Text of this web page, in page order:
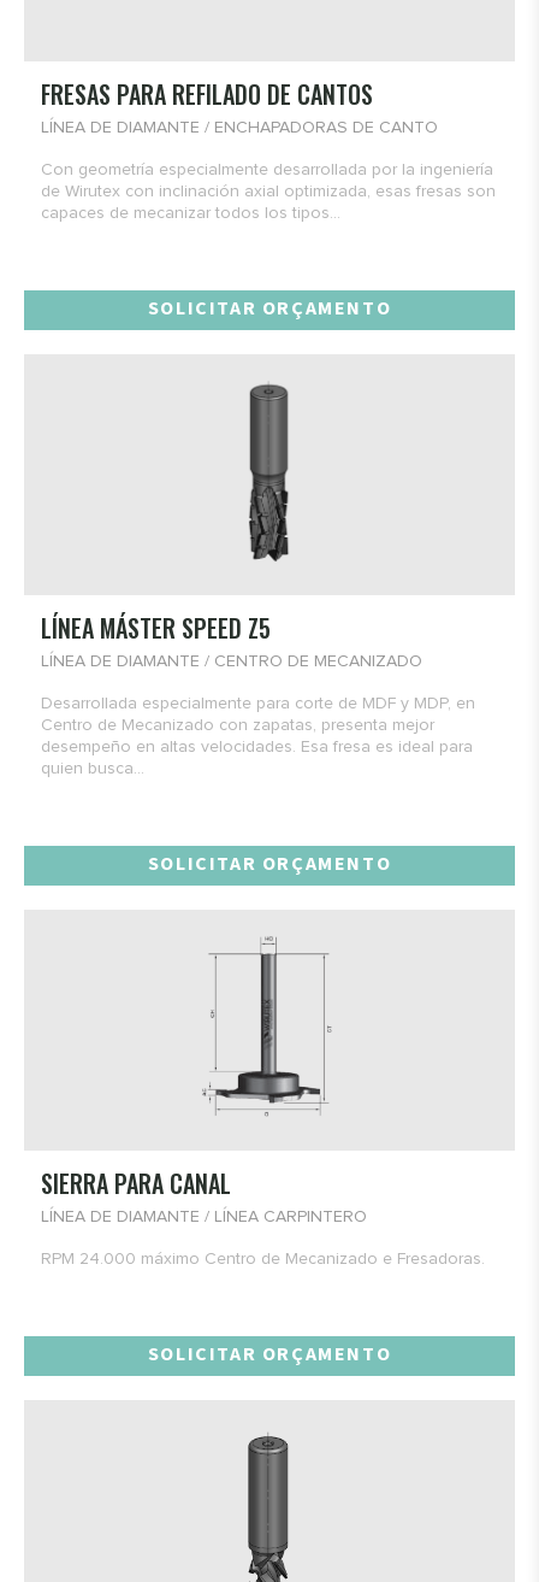
FRESAS PARA REFILADO DE CANTOS
LÍNEA DE DIAMANTE / ENCHAPADORAS DE CANTO
Con geometría especialmente desarrollada por la ingeniería
de Wirutex con inclinación axial optimizada, esas fresas son
capaces de mecanizar todos los tipos...
SOLICITAR ORÇAMENTO
LÍNEA MÁSTER SPEED Z5
LÍNEA DE DIAMANTE / CENTRO DE MECANIZADO
Desarrollada especialmente para corte de MDF y MDP, en
Centro de Mecanizado con zapatas, presenta mejor
desempeño en altas velocidades. Esa fresa es ideal para
quien busca...
SOLICITAR ORÇAMENTO
SIERRA PARA CANAL
LÍNEA DE DIAMANTE / LÍNEA CARPINTERO
RPM 24.000 máximo Centro de Mecanizado e Fresadoras.
SOLICITAR ORÇAMENTO